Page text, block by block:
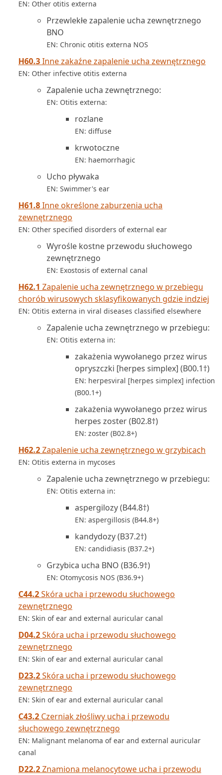
EN: Other otitis externa
Przewlekłe zapalenie ucha zewnętrznego
BNO
EN: Chronic otitis externa NOS
H60.3Inne zakaźne zapalenie ucha zewnętrznego
EN: Other infective otitis externa
Zapalenie ucha zewnętrznego:
EN: Otitis externa:
rozlane
EN: diffuse
krwotoczne
EN: haemorrhagic
Ucho pływaka
EN: Swimmer's ear
H61.8Inne określone zaburzenia ucha
zewnętrznego
EN: Other specified disorders of external ear
Wyrośle kostne przewodu słuchowego
zewnętrznego
EN: Exostosis of external canal
H62.1 Zapalenie ucha zewnętrznego w przebiegu
chorób wirusowych sklasyfikowanych gdzie indziej
EN: Otitis externa in viral diseases classified elsewhere
Zapalenie ucha zewnętrznego w przebiegu:
EN: Otitis externa in:
zakażenia wywołanego przez wirus
opryszczki [herpes simplex] (B00.1†)
EN: herpesviral [herpes simplex] infection
(B00.1+)
zakażenia wywołanego przez wirus
herpes zoster (B02.8†)
EN: zoster (B02.8+)
H62.2Zapalenie ucha zewnętrznego w grzybicach
EN: Otitis externa in mycoses
Zapalenie ucha zewnętrznego w przebiegu:
EN: Otitis externa in:
aspergilozy (B44.8†)
EN: aspergillosis (B44.8+)
kandydozy (B37.2†)
EN: candidiasis (B37.2+)
Grzybica ucha BNO (B36.9†)
EN: Otomycosis NOS (B36.9+)
C44.2Skóra ucha i przewodu słuchowego
zewnętrznego
EN: Skin of ear and external auricular canal
D04.2Skóra ucha i przewodu słuchowego
zewnętrznego
EN: Skin of ear and external auricular canal
D23.2Skóra ucha i przewodu słuchowego
zewnętrznego
EN: Skin of ear and external auricular canal
C43.2 Czerniak złośliwy ucha i przewodu
słuchowego zewnętrznego
EN: Malignant melanoma of ear and external auricular
canal
D22.2Znamiona melanocytowe ucha i przewodu